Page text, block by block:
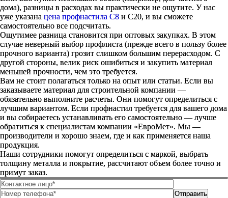
дома), разницы в расходах вы практически не ощутите. У нас
уже указана цена профнастила С8 и С20, и вы сможете
самостоятельно все подсчитать.
Ощутимее разница становится при оптовых закупках. В этом
случае неверный выбор профлиста (прежде всего в пользу более
прочного варианта) грозит слишком большим перерасходом. С
другой стороны, велик риск ошибиться и закупить материал
меньшей прочности, чем это требуется.
Вам не стоит полагаться только на опыт или статьи. Если вы
заказываете материал для строительной компании —
обязательно выполните расчеты. Они помогут определиться с
лучшим вариантом. Если профнастил требуется для вашего дома
и вы собираетесь устанавливать его самостоятельно — лучше
обратиться к специалистам компании «ЕвроМет». Мы —
производители и хорошо знаем, где и как применяется наша
продукция.
Наши сотрудники помогут определиться с маркой, выбрать
толщину металла и покрытие, рассчитают объем более точно и
примут заказ.